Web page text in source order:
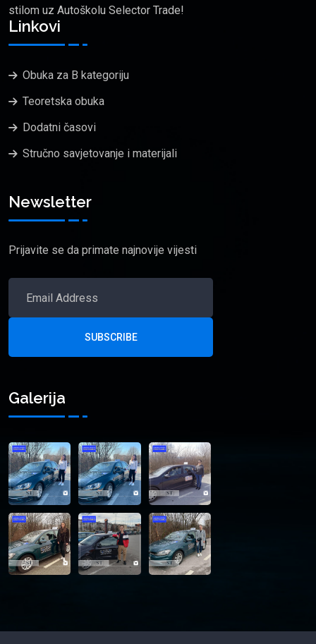
stilom uz Autoškolu Selector Trade!
Linkovi
Obuka za B kategoriju
Teoretska obuka
Dodatni časovi
Stručno savjetovanje i materijali
Newsletter
Prijavite se da primate najnovije vijesti
SUBSCRIBE
Galerija